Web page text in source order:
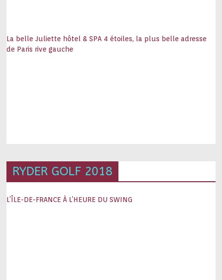
La belle Juliette hôtel & SPA 4 étoiles, la plus belle adresse
de Paris rive gauche
RYDER GOLF 2018
L’ÎLE-DE-FRANCE À L’HEURE DU SWING